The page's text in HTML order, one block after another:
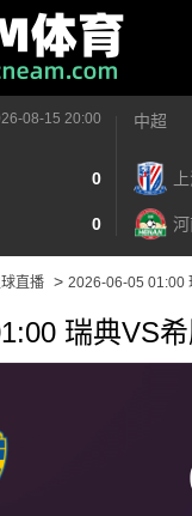
08-15 20:00
0
0
中超
直播 > 2026-06-05 01:00
瑞典VS